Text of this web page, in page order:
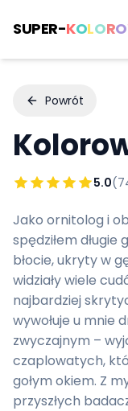
SUPER-KOLORO
Powrót
5.0(
Jako ornitolog i
spędziłem
błocie, ukryty w
widziały wiele
najbardziej
wywołuje u mnie
zwyczajnym –
czaplowatych,
gołym okiem. Z
przyszłych